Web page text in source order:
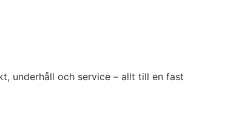
underhåll och service – allt till en fast